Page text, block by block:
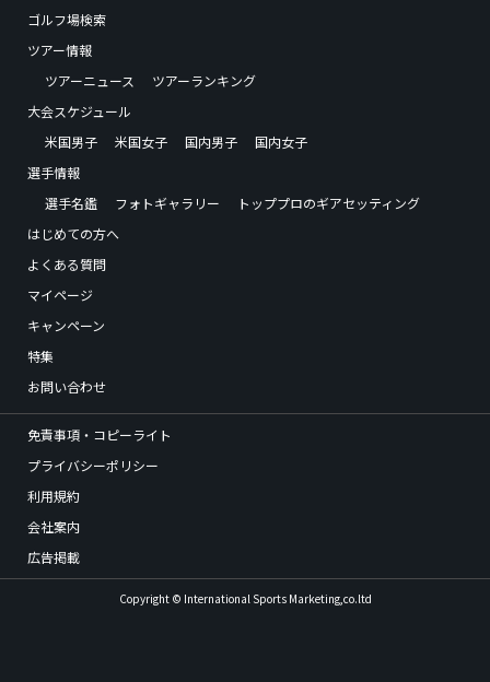
ゴルフ場検索
ツアー情報
ツアーニュース
ツアーランキング
大会スケジュール
米国男子
米国女子 国内男子
国内女子
選手情報
選手名鑑
フォトギャラリー
トッププロのギアセッティング
はじめての方へ
よくある質問
マイページ
キャンペーン
特集
お問い合わせ
免責事項・コピーライト
プライバシーポリシー
利用規約
会社案内
広告掲載
Copyright © International Sports Marketing,co.ltd